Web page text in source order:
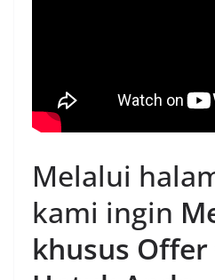
Melalui
kami ingin
khusus Offer